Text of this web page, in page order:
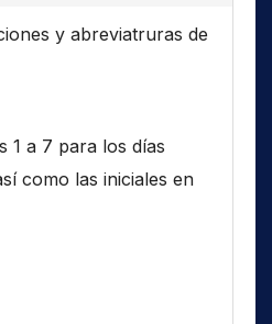
y abreviatruras de
1 a 7 para los días
como las iniciales en